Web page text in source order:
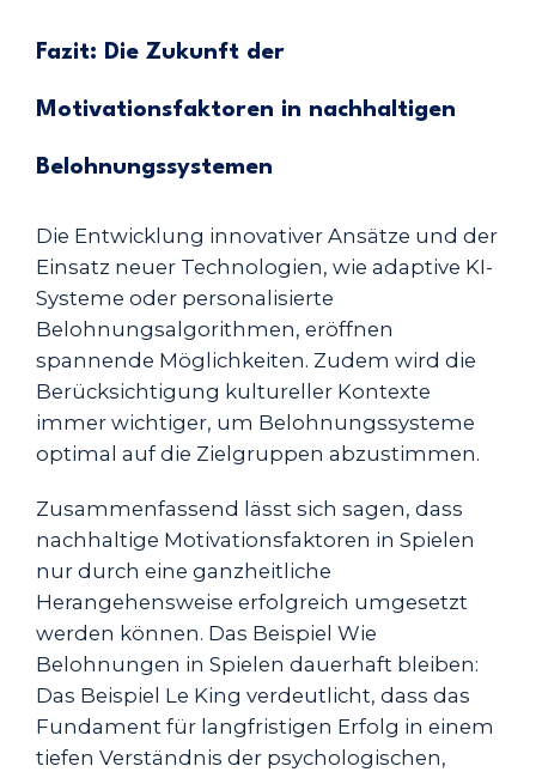
Fazit: Die Zukunft der
Motivationsfaktoren in nachhaltigen
Belohnungssystemen
Die Entwicklung innovativer Ansätze und der
Einsatz neuer Technologien, wie adaptive KI-
Systeme oder personalisierte
Belohnungsalgorithmen, eröffnen
spannende Möglichkeiten. Zudem wird die
Berücksichtigung kultureller Kontexte
immer wichtiger, um Belohnungssysteme
optimal auf die Zielgruppen abzustimmen.
Zusammenfassend lässt sich sagen, dass
nachhaltige Motivationsfaktoren in Spielen
nur durch eine ganzheitliche
Herangehensweise erfolgreich umgesetzt
werden können. Das Beispiel Wie
Belohnungen in Spielen dauerhaft bleiben:
Das Beispiel Le King verdeutlicht, dass das
Fundament für langfristigen Erfolg in einem
tiefen Verständnis der psychologischen,